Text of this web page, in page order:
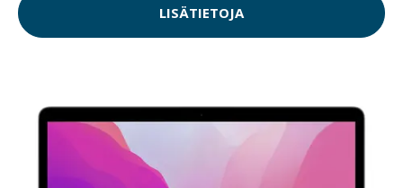
LISÄTIETOJA